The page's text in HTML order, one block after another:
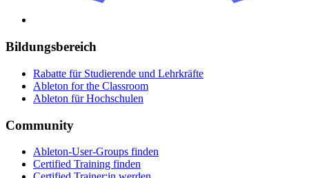
Bildungsbereich
Rabatte für Studierende und Lehrkräfte
Ableton for the Classroom
Ableton für Hochschulen
Community
Ableton-User-Groups finden
Certified Training finden